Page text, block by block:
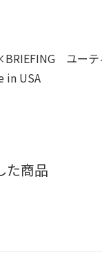
ユーテ
in USA
た商品